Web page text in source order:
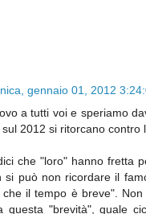
gennaio 01, 2012
a tutti voi e speriamo
2012 si ritorcano contro
che "loro" hanno fretta
si può non ricordare il
il tempo è breve".
questa "brevità", quale